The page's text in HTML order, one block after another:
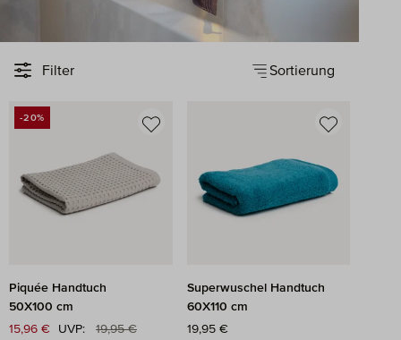
Filter Sortierung
RABATT
-20%
Piquée Handtuch
50X100 cm
Verkaufspreis:
15,96 € UVP: Regulärer Preis:
19,95 €
Superwuschel Handtuch
60X110 cm
Regulärer Preis:
19,95 €